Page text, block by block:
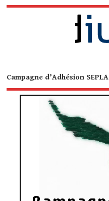
Campagne d’Adhésion SEPLA